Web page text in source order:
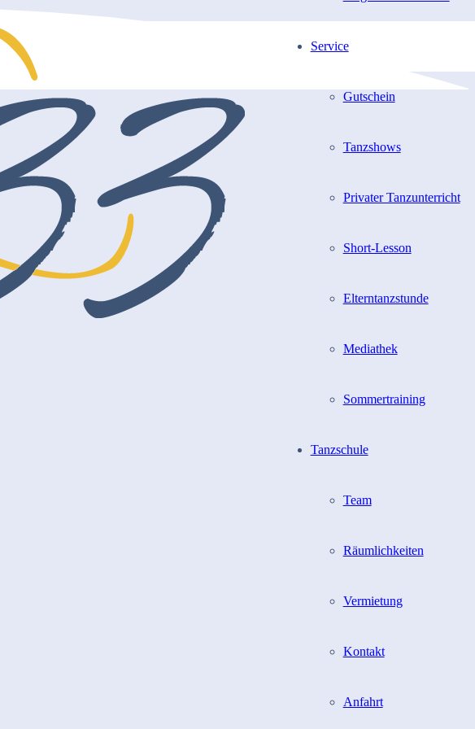
Service
Gutschein
Tanzshows
Privater Tanzunterricht
Short-Lesson
Elterntanzstunde
Mediathek
Sommertraining
Tanzschule
Team
Räumlichkeiten
Vermietung
Kontakt
Anfahrt